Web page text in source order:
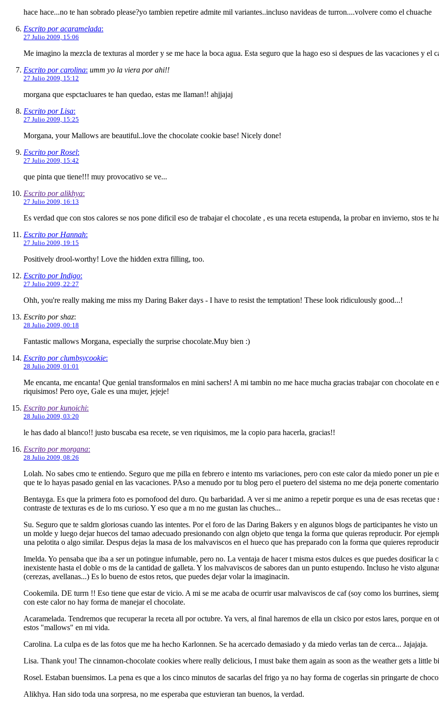
hace hace...no te han sobrado please?yo tambien repetire admite mil variantes..incluso navideas de turron....volvere como el chuache
Escrito por acaramelada:
27 Julio 2009, 15:06
Me imagino la mezcla de texturas al morder y se me hace la boca agua. Esta seguro que la hago eso si despues de las vacaciones y el
Escrito por carolina: umm yo la viera por ahi!!
27 Julio 2009, 15:12
morgana que espctacluares te han quedao, estas me llaman!! ahjjajaj
Escrito por Lisa:
27 Julio 2009, 15:25
Morgana, your Mallows are beautiful..love the chocolate cookie base! Nicely done!
Escrito por Rosel:
27 Julio 2009, 15:42
que pinta que tiene!!! muy provocativo se ve...
Escrito por alikhya:
27 Julio 2009, 16:13
Es verdad que con stos calores se nos pone dificil eso de trabajar el chocolate , es una receta estupenda, la probar en invierno, stos te
Escrito por Hannah:
27 Julio 2009, 19:15
Positively drool-worthy! Love the hidden extra filling, too.
Escrito por Indigo:
27 Julio 2009, 22:27
Ohh, you're really making me miss my Daring Baker days - I have to resist the temptation! These look ridiculously good...!
Escrito por shaz:
28 Julio 2009, 00:18
Fantastic mallows Morgana, especially the surprise chocolate.Muy bien :)
Escrito por clumbsycookie:
28 Julio 2009, 01:01
Me encanta, me encanta! Que genial transformalos en mini sachers! A mi tambin no me hace mucha gracias trabajar con chocolate en
riquisimos! Pero oye, Gale es una mujer, jejeje!
Escrito por kunoichi:
28 Julio 2009, 03:20
le has dado al blanco!! justo buscaba esa recete, se ven riquisimos, me la copio para hacerla, gracias!!
Escrito por morgana:
28 Julio 2009, 08:26
Lolah. No sabes cmo te entiendo. Seguro que me pilla en febrero e intento ms variaciones, pero con este calor da miedo poner un
que te lo hayas pasado genial en las vacaciones. PAso a menudo por tu blog pero el puetero del sistema no me deja ponerte
Bentayga. Es que la primera foto es pornofood del duro. Qu barbaridad. A ver si me animo a repetir porque es una de esas recetas
contraste de texturas es de lo ms curioso. Y eso que a m no me gustan las chuches...
Su. Seguro que te saldrn gloriosas cuando las intentes. Por el foro de las Daring Bakers y en algunos blogs de participantes he visto
un molde y luego dejar huecos del tamao adecuado presionando con algn objeto que tenga la forma que quieras reproducir. Por
una pelotita o algo similar. Despus dejas la masa de los malvaviscos en el hueco que has preparado con la forma que quieres
Imelda. Yo pensaba que iba a ser un potingue infumable, pero no. La ventaja de hacer t misma estos dulces es que puedes dosificar la
inexistente hasta el doble o ms de la cantidad de galleta. Y los malvaviscos de sabores dan un punto estupendo. Incluso he visto
(cerezas, avellanas...) Es lo bueno de estos retos, que puedes dejar volar la imaginacin.
Cookemila. DE turrn !! Eso tiene que estar de vicio. A mi se me acaba de ocurrir usar malvaviscos de caf (soy como los burrines,
con este calor no hay forma de manejar el chocolate.
Acaramelada. Tendremos que recuperar la receta all por octubre. Ya vers, al final haremos de ella un clsico por estos lares, porque en
estos "mallows" en mi vida.
Carolina. La culpa es de las fotos que me ha hecho Karlonnen. Se ha acercado demasiado y da miedo verlas tan de cerca... Jajajaja.
Lisa. Thank you! The cinnamon-chocolate cookies where really delicious, I must bake them again as soon as the weather gets a little
Rosel. Estaban buensimos. La pena es que a los cinco minutos de sacarlas del frigo ya no hay forma de cogerlas sin pringarte de
Alikhya. Han sido toda una sorpresa, no me esperaba que estuvieran tan buenos, la verdad.